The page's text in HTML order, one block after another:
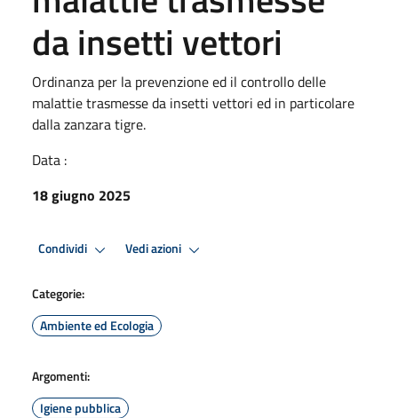
da insetti vettori
Ordinanza per la prevenzione ed il controllo delle
malattie trasmesse da insetti vettori ed in particolare
dalla zanzara tigre.
Data :
18 giugno 2025
Condividi Vedi azioni
Categorie:
Ambiente ed Ecologia
Argomenti:
Igiene pubblica